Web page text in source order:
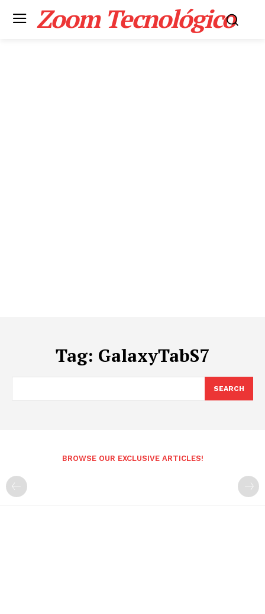
Zoom Tecnológico
Tag: GalaxyTabS7
SEARCH
BROWSE OUR EXCLUSIVE ARTICLES!